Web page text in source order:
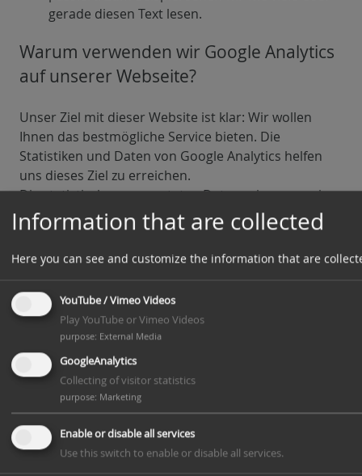
gerade diesen Text lesen.
Warum verwenden wir Google Analytics
auf unserer Webseite?
Unser Ziel mit dieser Website ist klar: Wir wollen
Ihnen das bestmögliche Service bieten. Die
Statistiken und Daten von Google Analytics helfen
uns dieses Ziel zu erreichen.
Die statistisch ausgewerteten Daten zeigen uns ein
klares Bild von den Stärken und Schwächen unserer
Website. Einerseits können wir unsere Seite so
optimieren, dass sie von interessierten Menschen
auf Google leichter gefunden wird. Andererseits
helfen uns die Daten, Sie als Besucher besser zu
verstehen. Wir wissen somit sehr genau, was wir an
unserer Website verbessern müssen, um Ihnen das
bestmögliche Service zu bieten. Die Daten dienen
uns auch, unsere Werbe- und Marketing-
Maßnahmen individueller und kostengünstiger
durchzuführen. Schließlich macht es nur Sinn,
unsere Produkte und Dienstleistungen Menschen zu
zeigen, die sich dafür interessieren.
Information that are collected
Here you can see and customize the information that are
YouTube / Vimeo Videos
Play YouTube or Vimeo Videos
purpose: External Media
GoogleAnalytics
Collecting of visitor statistics
purpose: Marketing
Enable or disable all services
Use this switch to enable or disable all services.